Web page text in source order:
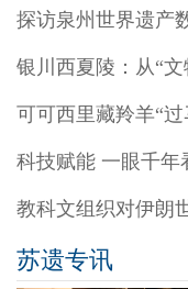
可可西里藏羚羊“
科技赋能 一眼千年
教科文组织对伊朗
苏遗专讯